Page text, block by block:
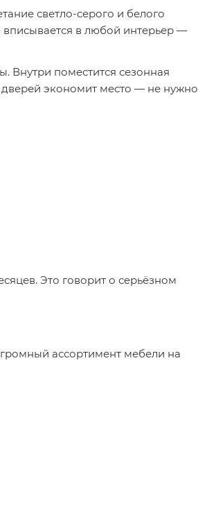
светло-серого и белого
в любой интерьер —
Внутри поместится сезонная
экономит место — не нужно
Это говорит о серьёзном
ассортимент мебели на